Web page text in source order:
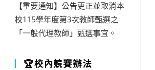
【重要通知】公告更正並取消本
校115學年度第3次教師甄選之
「一般代理教師」甄選事宜。
🏆校內競賽辦法